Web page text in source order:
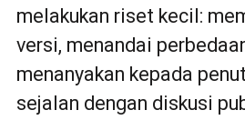
melakukan riset kecil:
versi, menandai
menanyakan kepada
sejalan dengan diskusi